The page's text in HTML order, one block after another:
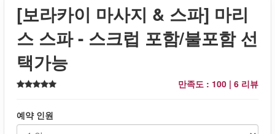
[보라카이 마사지 & 스파] 마리
스 스파 - 스크럽 포함/불포함 선
택가능
만족도 : 100 | 6 리뷰
예약 인원